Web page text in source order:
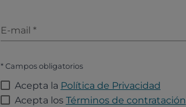
E-mail *
* Campos obligatorios
Acepta la Política de Privacidad
Acepta los Términos de contratación